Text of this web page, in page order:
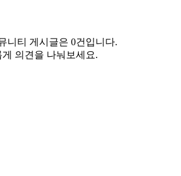
니티 게시글은 0건입니다.
의견을 나눠보세요.